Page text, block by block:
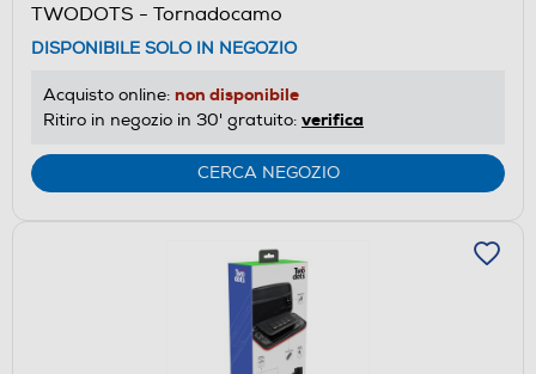
TWODOTS - Tornadocamo
DISPONIBILE SOLO IN NEGOZIO
Acquisto online: non disponibile
Ritiro in negozio in 30' gratuito: verifica
CERCA NEGOZIO